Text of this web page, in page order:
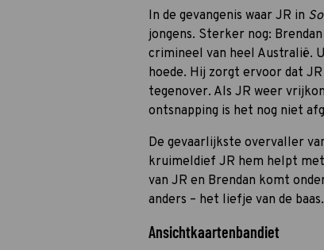
In de gevangenis waar JR in
jongens. Sterker nog:
crimineel van heel Australië.
hoede. Hij zorgt ervoor dat
tegenover. Als JR weer
ontsnapping is het nog niet
De gevaarlijkste overvaller
kruimeldief JR hem helpt
van JR en Brendan komt
anders – het liefje van de baas.
Ansichtkaartenbandiet